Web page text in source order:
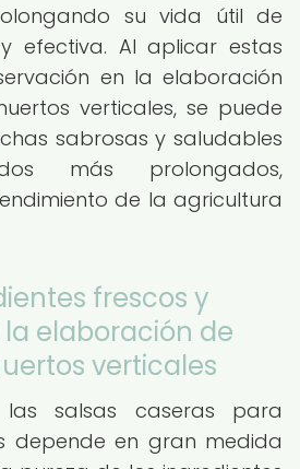
su vida útil de
efectiva. Al aplicar estas
en la elaboración
verticales, se puede
sabrosas y saludables
más prolongados,
de la agricultura
frescos y
elaboración de
verticales
salsas caseras para
depende en gran medida